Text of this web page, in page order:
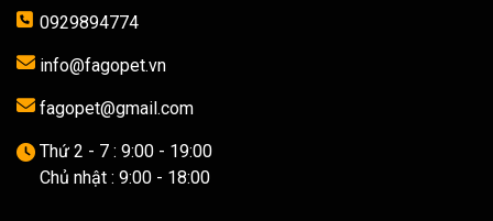
0929894774
info@fagopet.vn
fagopet@gmail.com
Thứ 2 - 7 : 9:00 - 19:00
Chủ nhật : 9:00 - 18:00